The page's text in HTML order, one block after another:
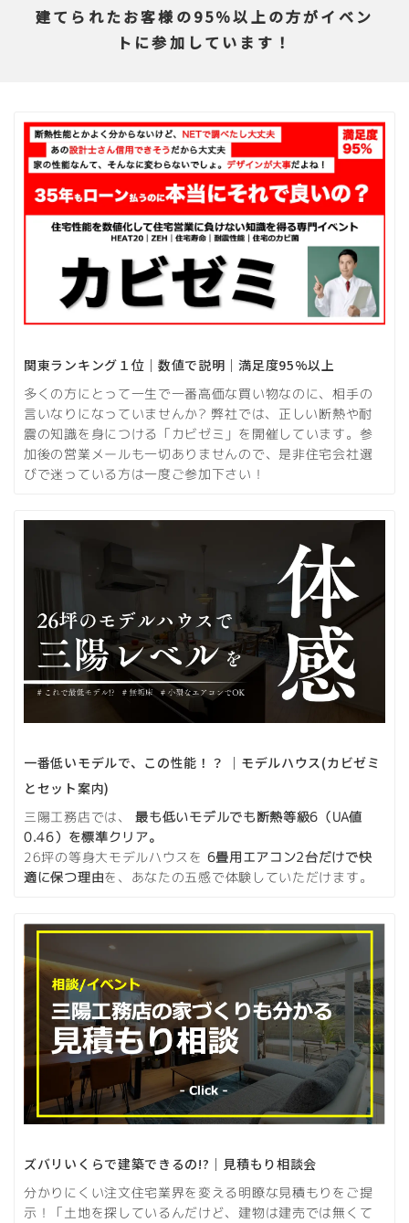
建てられたお客様の95％以上の方がイベン
トに参加しています！
関東ランキング１位｜数値で説明｜満足度95%以上
多くの方にとって一生で一番高価な買い物なのに、相手の
言いなりになっていませんか? 弊社では、正しい断熱や耐
震の知識を身につける「カビゼミ」を開催しています。参
加後の営業メールも一切ありませんので、是非住宅会社選
びで迷っている方は一度ご参加下さい！
一番低いモデルで、この性能！？ ｜モデルハウス(カビゼミ
とセット案内)
三陽工務店では、最も低いモデルでも断熱等級6（UA値
0.46）を標準クリア。
26坪の等身大モデルハウスを 6畳用エアコン2台だけで快
適に保つ理由を、あなたの五感で体験していただけます。
ズバリいくらで建築できるの!?｜見積もり相談会
分かりにくい注文住宅業界を変える明瞭な見積もりをご提
示！「土地を探しているんだけど、建物は建売では無くて